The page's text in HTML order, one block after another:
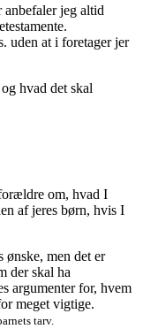
anbefaler jeg altid
uden at i foretager jer
hvad det skal
om, hvad I
af jeres børn, hvis I
ønske, men det er
der skal ha
argumenter for, hvem
meget vigtige.
tarv.